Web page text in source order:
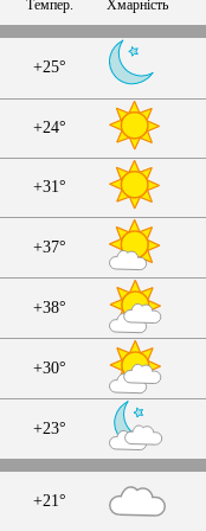
Темпер. Хмарність
+25°
+24°
+31°
+37°
+38°
+30°
+23°
+21°